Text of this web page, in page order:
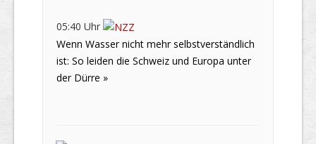
05:40 Uhr
Wenn Wasser nicht mehr selbstverständlich
ist: So leiden die Schweiz und Europa unter
der Dürre »